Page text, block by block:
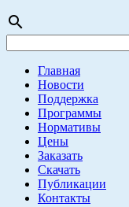
search
Главная
Новости
Поддержка
Программы
Нормативы
Цены
Заказать
Скачать
Публикации
Контакты